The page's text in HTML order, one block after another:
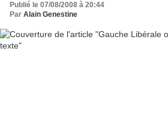
Publié le 07/08/2008 à 20:44
Par Alain Genestine